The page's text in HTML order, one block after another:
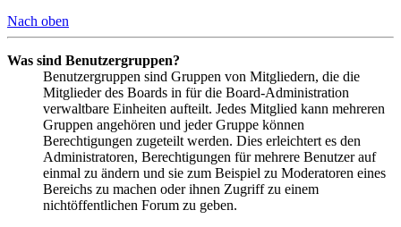
Nach oben
Was sind Benutzergruppen?
Benutzergruppen sind Gruppen von Mitgliedern, die die
Mitglieder des Boards in für die Board-Administration
verwaltbare Einheiten aufteilt. Jedes Mitglied kann mehreren
Gruppen angehören und jeder Gruppe können
Berechtigungen zugeteilt werden. Dies erleichtert es den
Administratoren, Berechtigungen für mehrere Benutzer auf
einmal zu ändern und sie zum Beispiel zu Moderatoren eines
Bereichs zu machen oder ihnen Zugriff zu einem
nichtöffentlichen Forum zu geben.